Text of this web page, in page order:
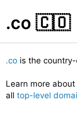
.co 🇨🇴
.co is the
Learn more about
all top-level